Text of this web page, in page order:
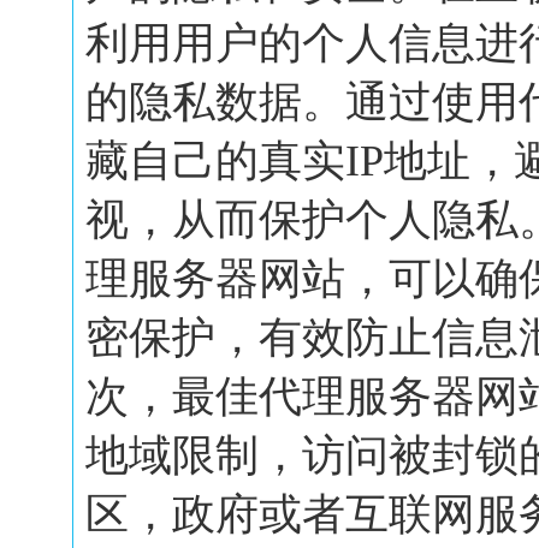
利用用户的个人信息进
的隐私数据。通过使
藏自己的真实IP地址，
视，从而保护个人隐私
理服务器网站，可以确
密保护，有效防止信
次，最佳代理服务器
地域限制，访问被封锁
区，政府或者互联网